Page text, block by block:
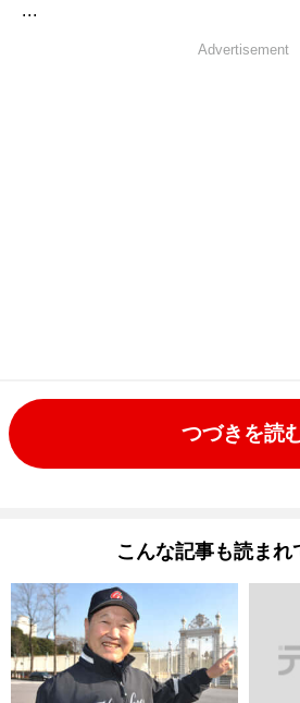
...
Advertisement
つづきを読
こんな記事も読まれ